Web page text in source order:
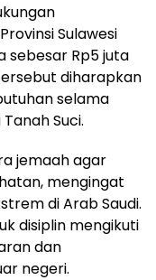
Sulawesi
sebesar Rp5 juta
diharapkan
selama
Suci.
jemaah agar
mengingat
di Arab Saudi.
disiplin mengikuti
dan
negeri.